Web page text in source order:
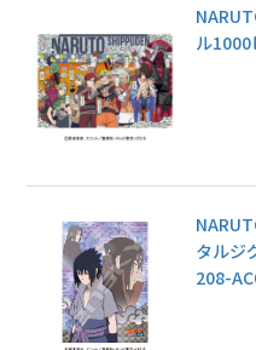
ル
タルジ
208-